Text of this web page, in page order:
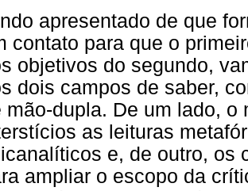
apresentado de que
contato para que o
objetivos do segundo,
dois campos de saber,
mão-dupla. De um lado,
as leituras
e, de outro, os
ampliar o escopo da